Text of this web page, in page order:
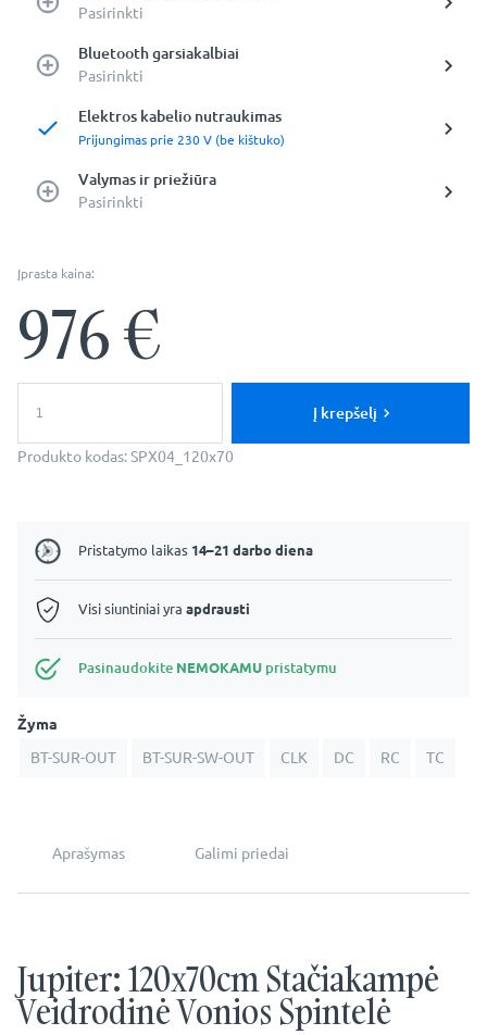
Pasirinkti
Bluetooth garsiakalbiai
Pasirinkti
Elektros kabelio nutraukimas
Prijungimas prie 230 V (be kištuko)
Valymas ir priežiūra
Pasirinkti
Įprasta kaina:
976€
kiekis:
120x70cm
Į krepšelį
Produkto kodas:SPX04_120x70
Pristatymo laikas 14–21 darbo diena
Visi siuntiniai yra apdrausti
Pasinaudokite NEMOKAMU pristatymu
Žyma
BT-SUR-OUT
BT-SUR-SW-OUT CLK DC RC TC
Aprašymas Galimi priedai
Jupiter: 120x70cm Stačiakampė
Veidrodinė Vonios Spintelė